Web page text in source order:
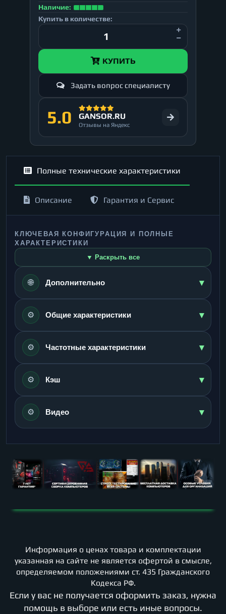
Наличие:
Купить в количестве:
КУПИТЬ
Задать вопрос специалисту
5.0 GANSOR.RU
Отзывы на Яндекс
Полные технические характеристики
Описание Гарантия и Сервис
КЛЮЧЕВАЯ КОНФИГУРАЦИЯ И ПОЛНЫЕ
ХАРАКТЕРИСТИКИ
▼ Раскрыть все
🌐 Дополнительно ▾
⚙️ Общие характеристики ▾
⚙️ Частотные характеристики ▾
⚙️ Кэш ▾
⚙️ Видео ▾
Информация о ценах товара и комплектации
указанная на сайте не является офертой в смысле,
определяемом положениями ст. 435 Гражданского
Кодекса РФ.
Если у вас не получается оформить заказ, нужна
помощь в выборе или есть иные вопросы.